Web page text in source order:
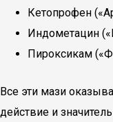
Кетопрофен
Индометацин
Пироксикам
Все эти мази
действие и